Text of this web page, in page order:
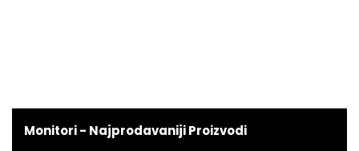
Monitori - Najprodavaniji Proizvodi